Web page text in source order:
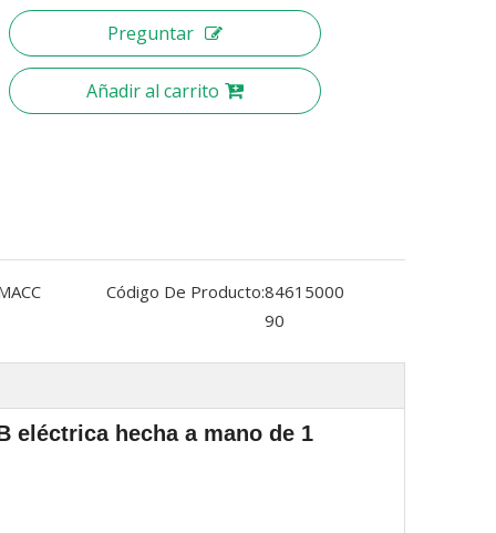
Preguntar
Añadir al carrito
Código De Producto:84615000
90
eléctrica hecha a mano de 1